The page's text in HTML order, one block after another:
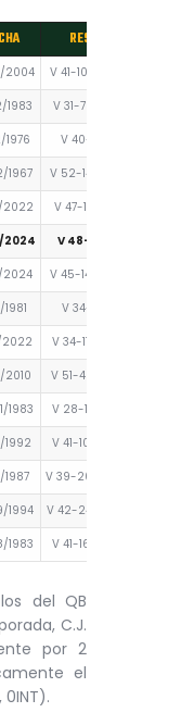
RESULTADO
2004 V 41-10 contra DEN
1983 V 31-7 contra DEN
1976 V 40-14 en BAL
1967 V 52-14 contra CLE
2022 V 47-17 contra NE
2024 V 48-32 en DAL
2024 V 45-14 contra CLE
1981 V 34-27 en SD
2022 V 34-11 contra ARI
2010 V 51-45 contra GB
1983 V 28-13 contra NE
1992 V 41-10 contra DET
V 39-20 contra DEN
1994 V 42-24 contra DEN
1983 V 41-16 contra STL
del QB
C.J.
por 2
el
0INT).